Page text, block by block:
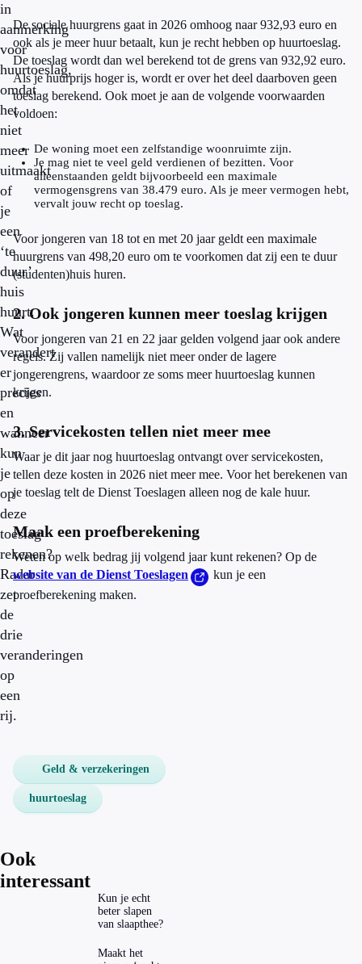
in
aanmerking
voor
huurtoeslag,
omdat
het
niet
meer
uitmaakt
of
je
een
‘te
duur’
huis
huurt.
Wat
verandert
er
precies
en
wanneer
kun
je
op
deze
toeslag
rekenen?
Radar
zet
de
drie
veranderingen
op
een
rij.
De sociale huurgrens gaat in 2026 omhoog naar 932,93 euro en
ook als je meer huur betaalt, kun je recht hebben op huurtoeslag.
De toeslag wordt dan wel berekend tot de grens van 932,92 euro.
Als je huurprijs hoger is, wordt er over het deel daarboven geen
toeslag berekend. Ook moet je aan de volgende voorwaarden
voldoen:
De woning moet een zelfstandige woonruimte zijn.
Je mag niet te veel geld verdienen of bezitten. Voor
alleenstaanden geldt bijvoorbeeld een maximale
vermogensgrens van 38.479 euro. Als je meer vermogen hebt,
vervalt jouw recht op toeslag.
Voor jongeren van 18 tot en met 20 jaar geldt een maximale
huurgrens van 498,20 euro om te voorkomen dat zij een te duur
(studenten)huis huren.
2. Ook jongeren kunnen meer toeslag krijgen
Voor jongeren van 21 en 22 jaar gelden volgend jaar ook andere
regels. Zij vallen namelijk niet meer onder de lagere
jongerengrens, waardoor ze soms meer huurtoeslag kunnen
krijgen.
3. Servicekosten tellen niet meer mee
Waar je dit jaar nog huurtoeslag ontvangt over servicekosten,
tellen deze kosten in 2026 niet meer mee. Voor het berekenen van
je toeslag telt de Dienst Toeslagen alleen nog de kale huur.
Maak een proefberekening
Weten op welk bedrag jij volgend jaar kunt rekenen? Op de
website van de Dienst Toeslagen
kun je een
proefberekening maken.
Geld & verzekeringen
huurtoeslag
Ook
interessant
Kun je echt
beter slapen
van slaapthee?
Maakt het